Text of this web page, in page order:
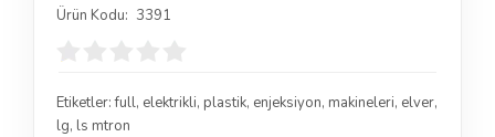
Ürün Kodu: 3391
Etiketler:full, elektrikli, plastik, enjeksiyon, makineleri, elver,
lg, ls mtron